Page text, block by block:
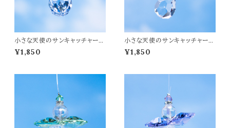
小さな天使のサンキャッチャー
【ブルーエンジェル】
¥1,850
小さな天使のサンキャッチャー
【ピンクエンジェル 】
¥1,850